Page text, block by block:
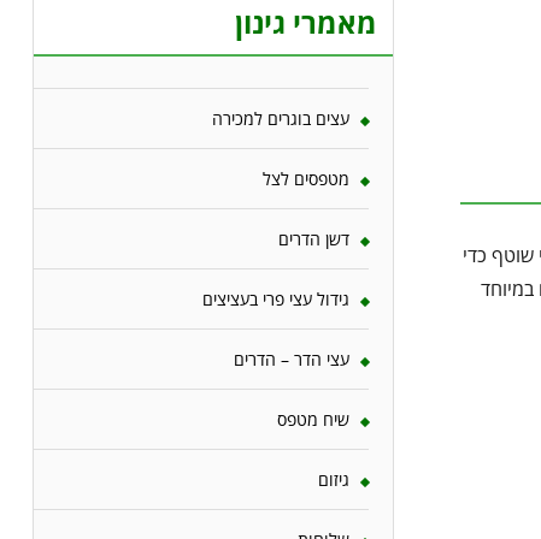
שוטף כדי
מאמרי גינון
עצים בוגרים למכירה
מטפסים לצל
דשן הדרים
גידול עצי פרי בעציצים
עצי הדר – הדרים
שיח מטפס
גיזום